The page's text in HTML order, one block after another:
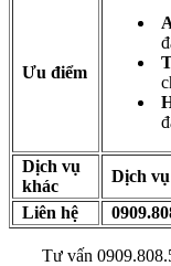
Ưu điểm
Dịch vụ
khác
Dịch vụ
Liên hệ
Tư vấn